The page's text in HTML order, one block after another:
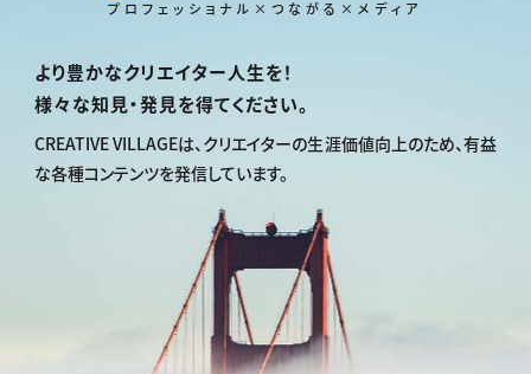
プロフェッショナル×つながる×メディア
より豊かなクリエイター人生を！
様々な知見・発見を得てください。
CREATIVE VILLAGEは、 クリエイターの生涯価値向上のため、有益
な各種コンテンツを発信しています。